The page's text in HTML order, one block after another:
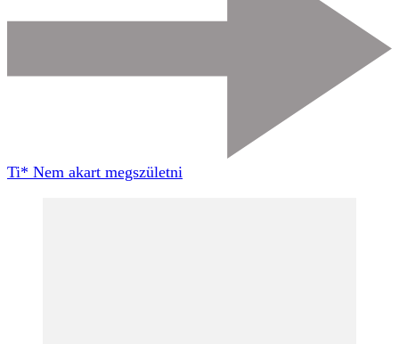
Ti* Nem akart megszületni